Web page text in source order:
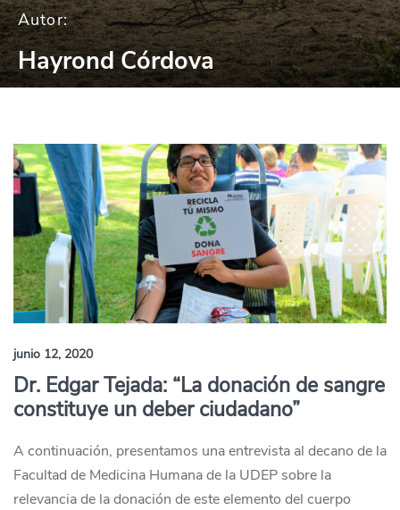
Autor:
Hayrond Córdova
junio 12, 2020
Dr. Edgar Tejada: “La donación de sangre
constituye un deber ciudadano”
A continuación, presentamos una entrevista al decano de la
Facultad de Medicina Humana de la UDEP sobre la
relevancia de la donación de este elemento del cuerpo